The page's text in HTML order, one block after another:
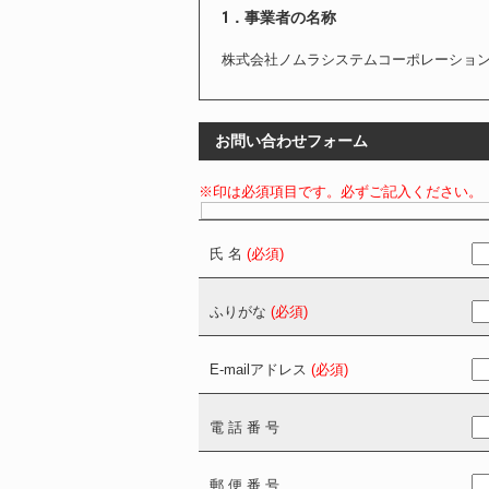
1．事業者の名称
株式会社ノムラシステムコーポレーション
3．個人情報の利用目的
①開示対象個人情報の利用目的
Ⅱ．営業関連の個人情報
Ⅲ．応募者の個人情報
Ⅳ．当社Webサイトから取得する個人
・採用情報の個人情報
・「Relie(レリィ)」の見学申込・資
報
お問い合わせフォーム
※印は必須項目です。必ずご記入ください。
氏 名 (必須)
ふりがな (必須)
E-mailアドレス (必須)
電 話 番 号
郵 便 番 号